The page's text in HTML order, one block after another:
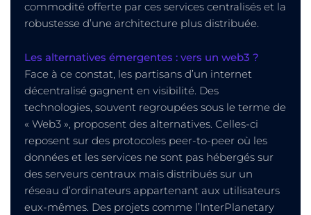
commodité offerte par ces services centralisés et la
robustesse d’une architecture plus distribuée.
Les alternatives émergentes : vers un web3 ?
Face à ce constat, les partisans d’un internet
décentralisé gagnent en visibilité. Des
technologies, souvent regroupées sous le terme de
« Web3 », proposent des alternatives. Celles-ci
reposent sur des protocoles peer-to-peer où les
données et les services ne sont pas hébergés sur
des serveurs centraux mais distribués sur un
réseau d’ordinateurs appartenant aux utilisateurs
eux-mêmes. Des projets comme l’InterPlanetary